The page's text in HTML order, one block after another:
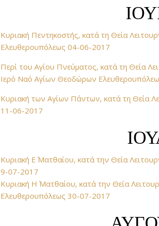
Κυριακή Πεντηκοστής, κατά τη Θεία
Ελευθερουπόλεως 04-06-2017
Περί του Αγίου Πνεύματος, κατά τη Θεία
Ιερό Ναό Αγίων Θεοδώρων
Κυριακή των Αγίων Πάντων, κατά τη Θεία
11-06-2017
Κυριακή Ε΄ Ματθαίου, κατά την Θεία
9-07-2017
Κυριακή Η΄ Ματθαίου, κατά την Θεία
Ελευθερουπόλεως 30-07-2017